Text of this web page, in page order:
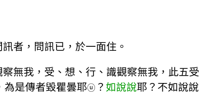
者，問訊已，於一面住。
無我，受、想、行、識觀察無我，此五受
是傳者毀瞿曇耶ⓤ ？ 如說說耶？不如說說